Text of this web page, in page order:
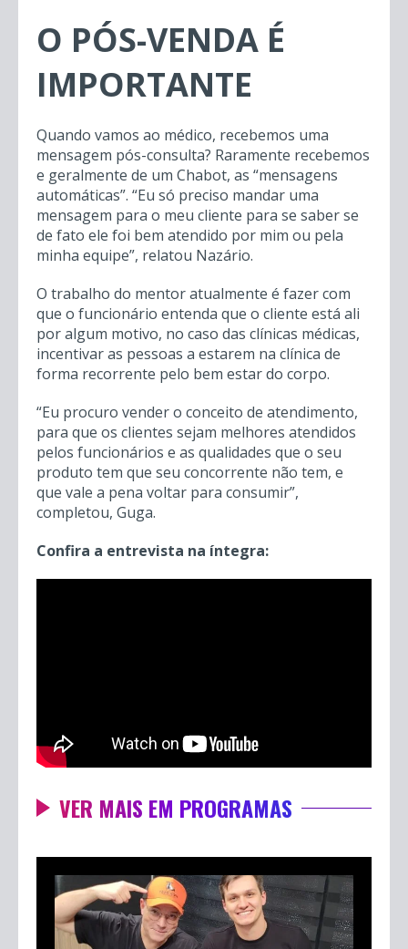
O PÓS-VENDA É
IMPORTANTE
Quando vamos ao médico, recebemos uma
mensagem pós-consulta? Raramente recebemos
e geralmente de um Chabot, as “mensagens
automáticas”. “Eu só preciso mandar uma
mensagem para o meu cliente para se saber se
de fato ele foi bem atendido por mim ou pela
minha equipe”, relatou Nazário.
O trabalho do mentor atualmente é fazer com
que o funcionário entenda que o cliente está ali
por algum motivo, no caso das clínicas médicas,
incentivar as pessoas a estarem na clínica de
forma recorrente pelo bem estar do corpo.
“Eu procuro vender o conceito de atendimento,
para que os clientes sejam melhores atendidos
pelos funcionários e as qualidades que o seu
produto tem que seu concorrente não tem, e
que vale a pena voltar para consumir”,
completou, Guga.
Confira a entrevista na íntegra:
VER MAIS EM PROGRAMAS